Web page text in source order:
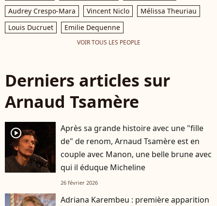
Audrey Crespo-Mara
Vincent Niclo
Mélissa Theuriau
Louis Ducruet
Emilie Dequenne
VOIR TOUS LES PEOPLE
Derniers articles sur
Arnaud Tsamère
player2
Après sa grande histoire avec une "fille
de" de renom, Arnaud Tsamère est en
couple avec Manon, une belle brune avec
qui il éduque Micheline
26 février 2026
Adriana Karembeu : première apparition